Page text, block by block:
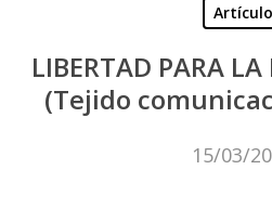
LIBERTAD PARA
(Tejido
15/03/